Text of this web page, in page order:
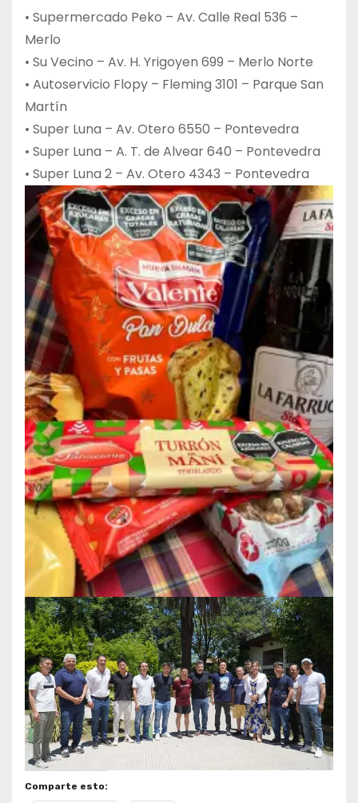
• Supermercado Peko – Av. Calle Real 536 –
Merlo
• Su Vecino – Av. H. Yrigoyen 699 – Merlo Norte
• Autoservicio Flopy – Fleming 3101 – Parque San
Martín
• Super Luna – Av. Otero 6550 – Pontevedra
• Super Luna – A. T. de Alvear 640 – Pontevedra
• Super Luna 2 – Av. Otero 4343 – Pontevedra
Comparte esto: